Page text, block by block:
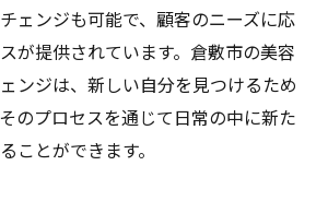
ェンジも可能で、顧客のニーズに応
が提供されています。倉敷市の美容
ンジは、新しい自分を見つけるため
のプロセスを通じて日常の中に新た
ことができます。